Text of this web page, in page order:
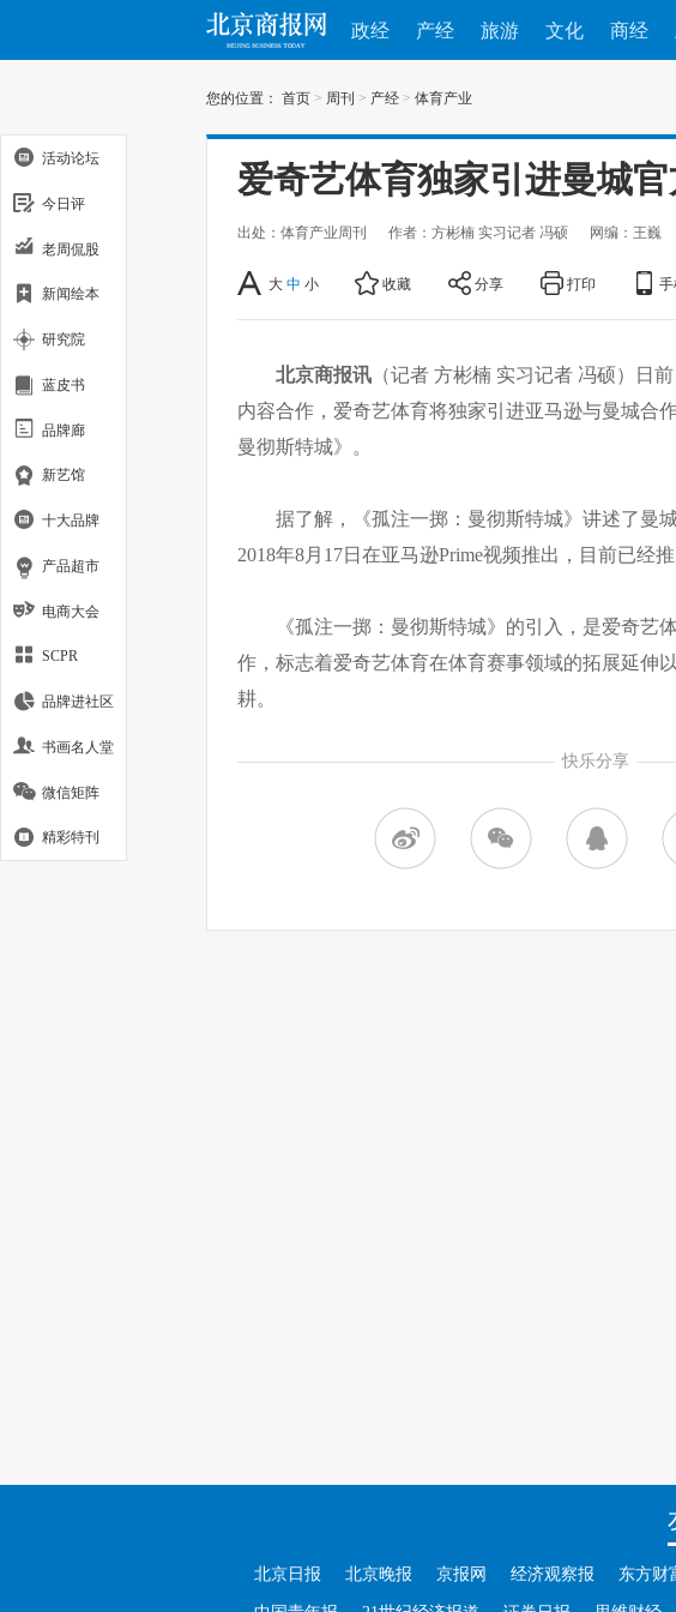
政经 产经 旅游 文化 商经
您的位置： 首页 > 周刊 > 产经 > 体育产业
爱奇艺体育独家引进曼城
出处：体育产业周刊 作者：方彬楠 实习记者 冯硕 网编：王巍
大 中 小 收藏 分享 打印 手
北京商报讯 （记者 方彬楠 实习记者 冯硕）日
内容合作，爱奇艺体育将独家引进亚马逊与曼城合
曼彻斯特城》。
据了解，《孤注一掷：曼彻斯特城》讲述了曼
2018年8月17日在亚马逊Prime视频推出，目前已经
《孤注一掷：曼彻斯特城》的引入，是爱奇艺
作，标志着爱奇艺体育在体育赛事领域的拓展延伸
耕。
快乐分享
北京日报 北京晚报 京报网 经济观察报 东方财
活动论坛
今日评
老周侃股
新闻绘本
研究院
蓝皮书
品牌廊
新艺馆
十大品牌
产品超市
电商大会
SCPR
品牌进社区
书画名人堂
微信矩阵
精彩特刊